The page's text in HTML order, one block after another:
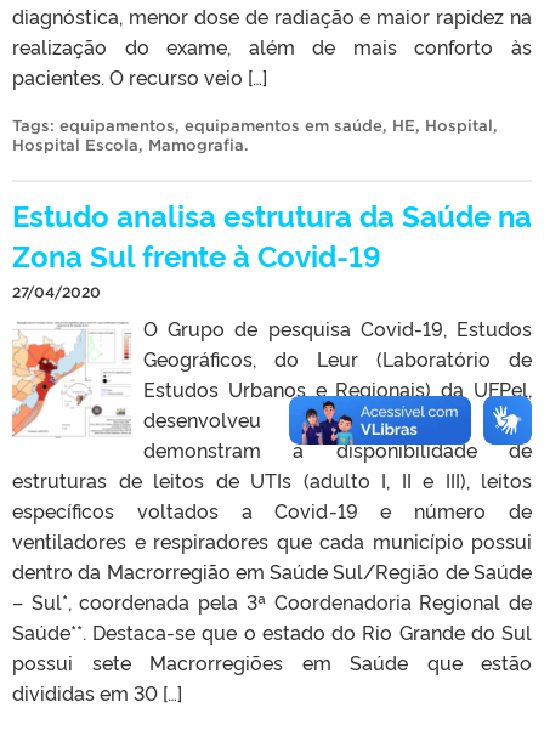
diagnóstica, menor dose de radiação e maior rapidez na
realização do exame, além de mais conforto às
pacientes. O recurso veio […]
Tags: equipamentos, equipamentos em saúde, HE, Hospital,
Hospital Escola, Mamografia.
Estudo analisa estrutura da Saúde na
Zona Sul frente à Covid-19
27/04/2020
O Grupo de pesquisa Covid-19, Estudos
Geográficos, do Leur (Laboratório de
Estudos Urbanos e Regionais) da UFPel,
desenvolveu mapeamentos que
demonstram a disponibilidade de
estruturas de leitos de UTIs (adulto I, II e III), leitos
específicos voltados a Covid-19 e número de
ventiladores e respiradores que cada município possui
dentro da Macrorregião em Saúde Sul/Região de Saúde
– Sul*, coordenada pela 3ª Coordenadoria Regional de
Saúde**. Destaca-se que o estado do Rio Grande do Sul
possui sete Macrorregiões em Saúde que estão
divididas em 30 […]